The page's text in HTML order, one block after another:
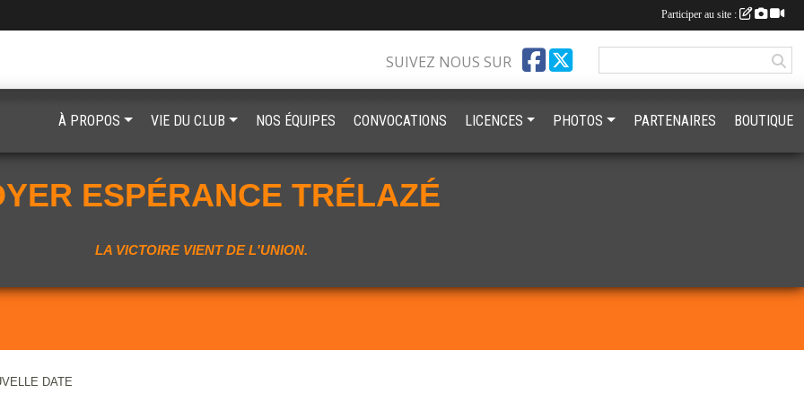
ESPÉRANCE TRÉLAZÉ
LA VICTOIRE VIENT DE L'UNION.
DATE
SUIVEZ NOUS SUR
À PROPOS VIE DU CLUB NOS ÉQUIPES CONVOCATIONS LICENCES PHOTOS PARTENAIRES BOUTIQUE
Participer au site :